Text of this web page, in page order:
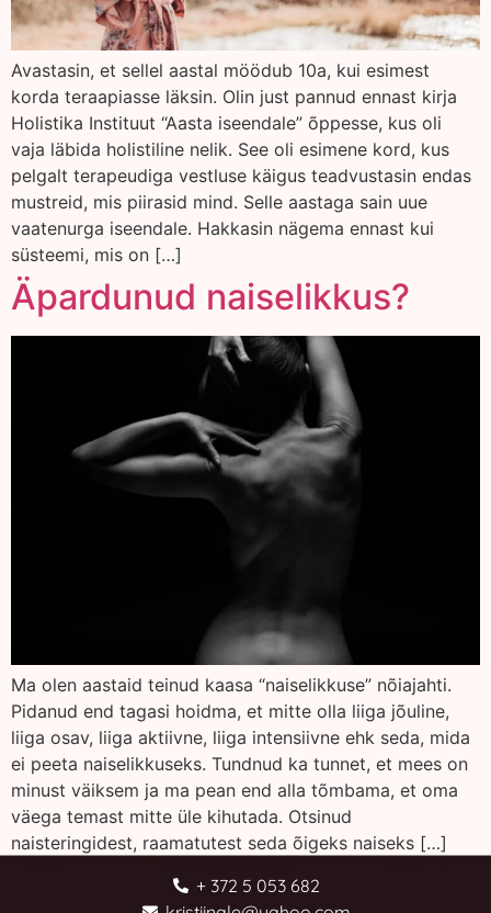
Avastasin, et sellel aastal möödub 10a, kui esimest
korda teraapiasse läksin. Olin just pannud ennast kirja
Holistika Instituut “Aasta iseendale” õppesse, kus oli
vaja läbida holistiline nelik. See oli esimene kord, kus
pelgalt terapeudiga vestluse käigus teadvustasin endas
mustreid, mis piirasid mind. Selle aastaga sain uue
vaatenurga iseendale. Hakkasin nägema ennast kui
süsteemi, mis on […]
Äpardunud naiselikkus?
Ma olen aastaid teinud kaasa “naiselikkuse” nõiajahti.
Pidanud end tagasi hoidma, et mitte olla liiga jõuline,
liiga osav, liiga aktiivne, liiga intensiivne ehk seda, mida
ei peeta naiselikkuseks. Tundnud ka tunnet, et mees on
minust väiksem ja ma pean end alla tõmbama, et oma
väega temast mitte üle kihutada. Otsinud
naisteringidest, raamatutest seda õigeks naiseks […]
+ 372 5 053 682